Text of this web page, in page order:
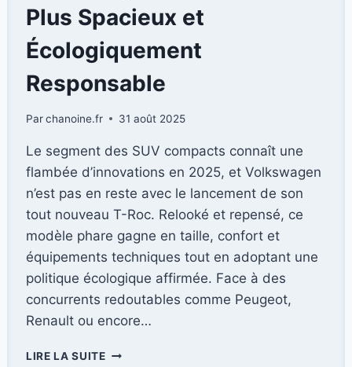
CEED
Plus Spacieux et
Écologiquement
Responsable
Parchanoine.fr 31 août 2025
Le segment des SUV compacts connaît une
flambée d’innovations en 2025, et Volkswagen
n’est pas en reste avec le lancement de son
tout nouveau T-Roc. Relooké et repensé, ce
modèle phare gagne en taille, confort et
équipements techniques tout en adoptant une
politique écologique affirmée. Face à des
concurrents redoutables comme Peugeot,
Renault ou encore…
LIRE LA SUITEDÉCOUVREZ